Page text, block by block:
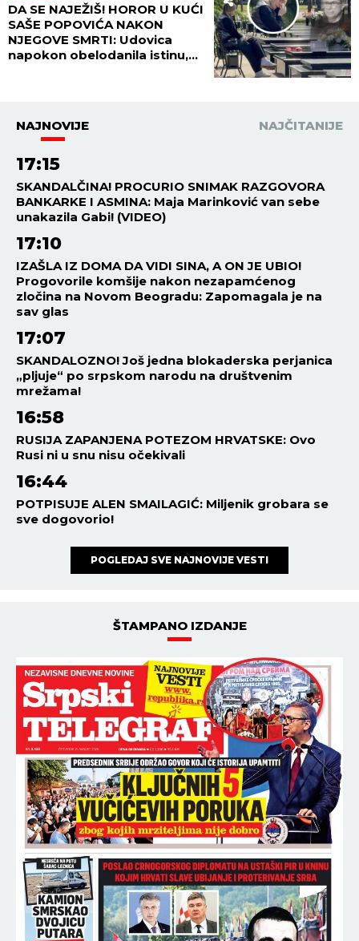
DA SE NAJEŽIŠ! HOROR U KUĆI
SAŠE POPOVIĆA NAKON
NJEGOVE SMRTI: Udovica
napokon obelodanila istinu,
NAJNOVIJE NAJČITANIJE
17:15
SKANDALČINA! PROCURIO SNIMAK RAZGOVORA
BANKARKE I ASMINA: Maja Marinković van sebe
unakazila Gabi! (VIDEO)
17:10
IZAŠLA IZ DOMA DA VIDI SINA, A ON JE UBIO!
Progovorile komšije nakon nezapamćenog
zločina na Novom Beogradu: Zapomagala je na
sav glas
17:07
SKANDALOZNO! Još jedna blokaderska perjanica
„pljuje“ po srpskom narodu na društvenim
mrežama!
16:58
RUSIJA ZAPANJENA POTEZOM HRVATSKE: Ovo
Rusi ni u snu nisu očekivali
16:44
POTPISUJE ALEN SMAILAGIĆ: Miljenik grobara se
sve dogovorio!
POGLEDAJ SVE NAJNOVIJE VESTI
ŠTAMPANO IZDANJE